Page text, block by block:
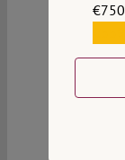
Jahr
erheblich
werden,
eine
sieht